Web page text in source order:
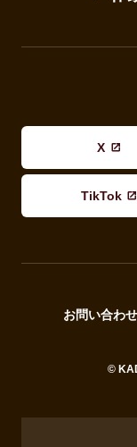
X
TikTok
お問い合わせ
©